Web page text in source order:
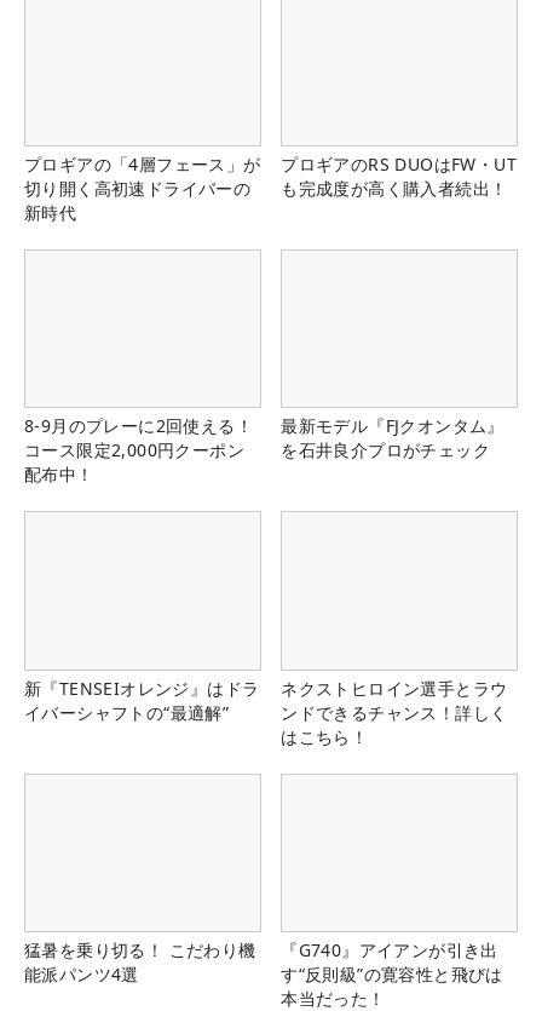
プロギアの「4層フェース」が
切り開く高初速ドライバーの
新時代
プロギアのRS DUOはFW・UT
も完成度が高く購入者続出！
8-9月のプレーに2回使える！
コース限定2,000円クーポン
配布中！
最新モデル『FJクオンタム』
を石井良介プロがチェック
新『TENSEIオレンジ』はドラ
イバーシャフトの“最適解”
ネクストヒロイン選手とラウ
ンドできるチャンス！詳しく
はこちら！
猛暑を乗り切る！ こだわり機
能派パンツ4選
『G740』アイアンが引き出
す“反則級”の寛容性と飛びは
本当だった！